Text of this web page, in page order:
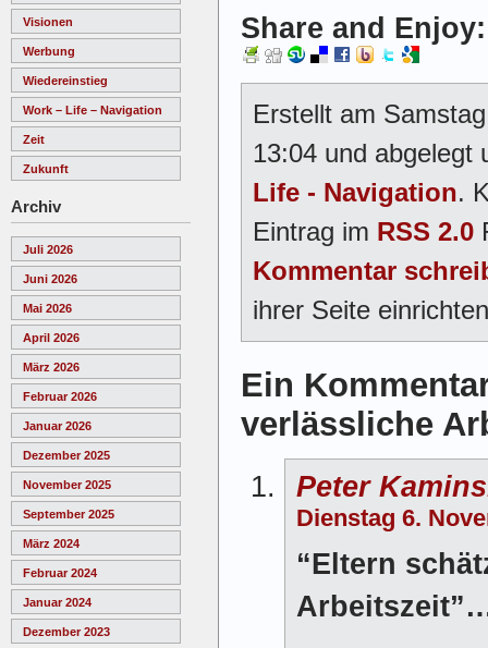
Visionen
Werbung
Wiedereinstieg
Work – Life – Navigation
Zeit
Zukunft
Archiv
Juli 2026
Juni 2026
Mai 2026
April 2026
März 2026
Februar 2026
Januar 2026
Dezember 2025
November 2025
September 2025
März 2024
Februar 2024
Januar 2024
Dezember 2023
Share and Enjoy:
Erstellt am
13:04 und abgelegt
Life - Navigation.
Eintrag im RSS 2.0
Kommentar
ihrer Seite
Ein
verlässliche
Peter
Dienstag 6.
“Eltern